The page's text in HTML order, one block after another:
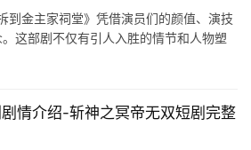
到金主家祠堂》凭借演员们的颜值、演技
这部剧不仅有引人入胜的情节和人物塑
情介绍-斩神之冥帝无双短剧完整